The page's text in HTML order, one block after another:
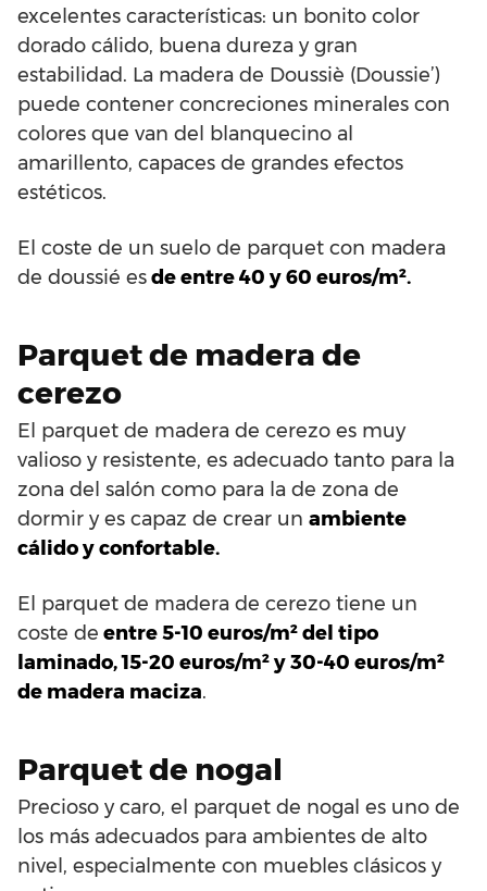
excelentes características: un bonito color
dorado cálido, buena dureza y gran
estabilidad. La madera de Doussiè (Doussie’)
puede contener concreciones minerales con
colores que van del blanquecino al
amarillento, capaces de grandes efectos
estéticos.
El coste de un suelo de parquet con madera
de doussié esde entre 40 y 60 euros/m².
Parquet de madera de
cerezo
El parquet de madera de cerezo es muy
valioso y resistente, es adecuado tanto para la
zona del salón como para la de zona de
dormir y es capaz de crear un ambiente
cálido y confortable.
El parquet de madera de cerezo tiene un
coste de entre 5-10 euros/m² del tipo
laminado, 15-20 euros/m² y 30-40 euros/m²
de madera maciza.
Parquet de nogal
Precioso y caro, el parquet de nogal es uno de
los más adecuados para ambientes de alto
nivel, especialmente con muebles clásicos y